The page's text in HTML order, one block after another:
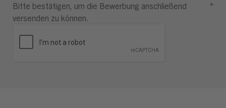
Bitte bestätigen, um die Bewerbung anschließend
versenden zu können.
*